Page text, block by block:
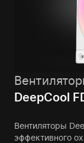
DeepCool
Вентиляторы
эффективного